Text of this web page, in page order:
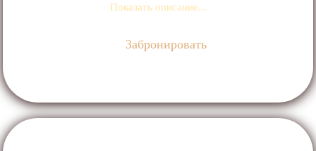
Показать описание...
Забронировать